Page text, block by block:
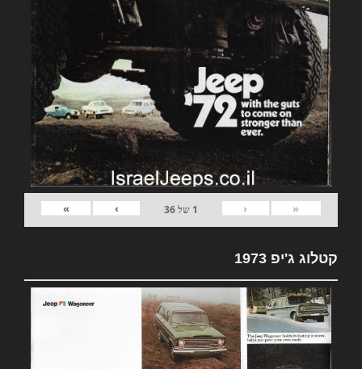
«
‹
1 של36
›
»
קטלוג ג'יפ 1973